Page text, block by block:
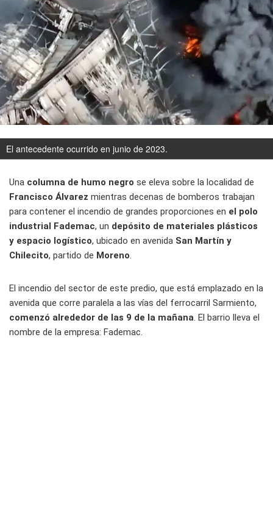
El antecedente ocurrido en junio de 2023.
Una columna de humo negro se eleva sobre la localidad de
Francisco Álvarez mientras decenas de bomberos trabajan
para contener el incendio de grandes proporciones en el polo
industrial Fademac, un depósito de materiales plásticos
y espacio logístico, ubicado en avenida San Martín y
Chilecito, partido de Moreno.
El incendio del sector de este predio, que está emplazado en la
avenida que corre paralela a las vías del ferrocarril Sarmiento,
comenzó alrededor de las 9 de la mañana. El barrio lleva el
nombre de la empresa: Fademac.